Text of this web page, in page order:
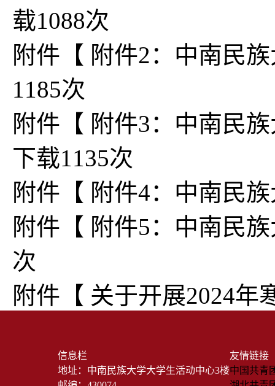
载1088次
附件【 附件2：中南民
1185次
附件【 附件3：中南民
下载1135次
附件【 附件4：中南民
附件【 附件5：中南民
次
附件【 关于开展2024年
信息栏
地址：中南民族大学大学生活动中心3楼
友情链接
中国共青